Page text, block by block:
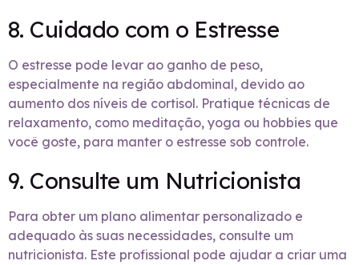
8. Cuidado com o Estresse
O estresse pode levar ao ganho de peso,
especialmente na região abdominal, devido ao
aumento dos níveis de cortisol. Pratique técnicas de
relaxamento, como meditação, yoga ou hobbies que
você goste, para manter o estresse sob controle.
9. Consulte um Nutricionista
Para obter um plano alimentar personalizado e
adequado às suas necessidades, consulte um
nutricionista. Este profissional pode ajudar a criar uma